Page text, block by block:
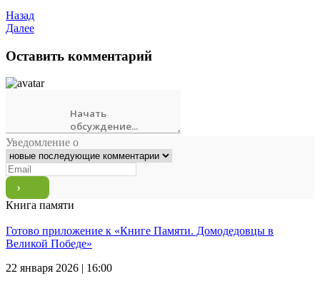
Назад
Далее
Оставить комментарий
Уведомление о
Книга памяти
Готово приложение к «Книге Памяти. Домодедовцы в
Великой Победе»
22 января 2026 | 16:00